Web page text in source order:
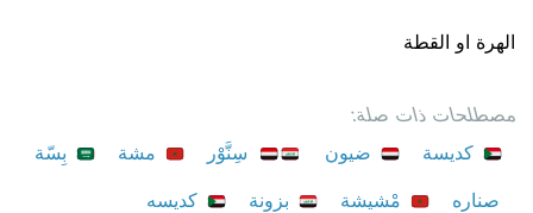
الهرة او القطة
مصطلحات ذات صلة:
كديسة
ضيون سِنَّوْر مشة
بِسّة
صناره
مْشيشة بزونة
كديسه